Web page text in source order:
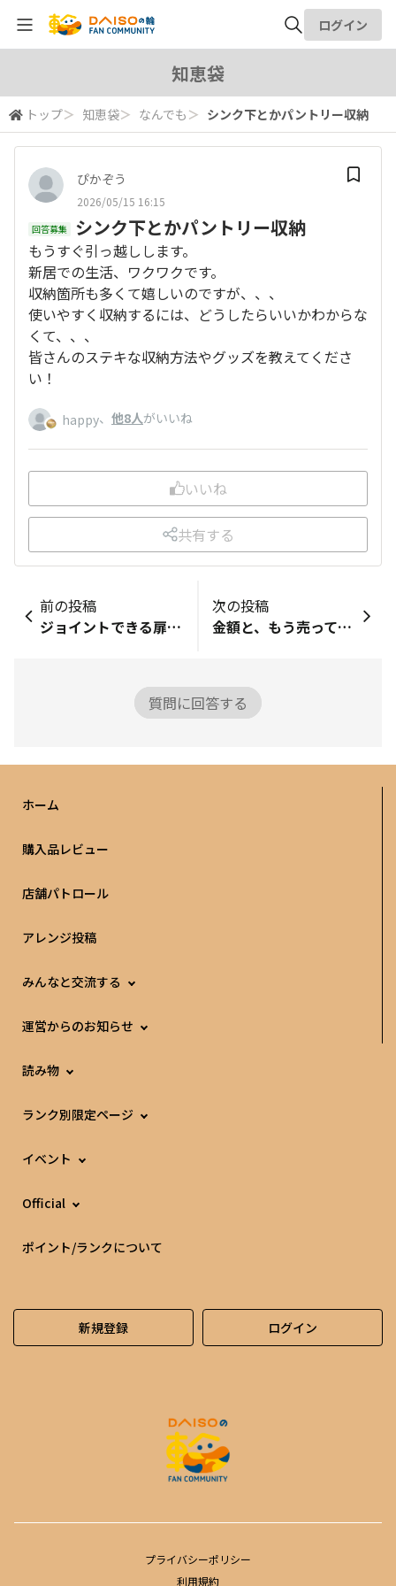
検索
ログイン
知恵袋
トップ＞ 知恵袋＞ なんでも ＞ シンク下とかパントリー収納
ぴかぞう
2026/05/15 16:15
回答募集 シンク下とかパントリー収納
もうすぐ引っ越しします。
新居での生活、ワクワクです。
収納箇所も多くて嬉しいのですが、、、
使いやすく収納するには、どうしたらいいかわからな
くて、、、
皆さんのステキな収納方法やグッズを教えてくださ
い！
happy、 他8人がいいね
いいね
共有する
前の投稿
ジョイントできる扉付き折りたたみケースを探してます
次の投稿
金額と、もう売ってるかの質問です。
質問に回答する
ホーム
購入品レビュー
店舗パトロール
アレンジ投稿
みんなと交流する
運営からのお知らせ
読み物
ランク別限定ページ
イベント
Official
ポイント/ランクについて
新規登録 ログイン
プライバシーポリシー
利用規約